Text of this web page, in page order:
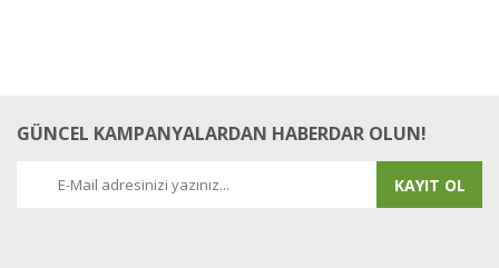
GÜNCEL KAMPANYALARDAN HABERDAR OLUN!
KAYIT OL